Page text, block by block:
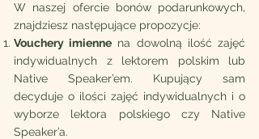
W naszej ofercie bonów podarunkowych,
znajdziesz następujące propozycje:
Vouchery imienne na dowolną ilość zajęć
indywidualnych z lektorem polskim lub
Native Speaker’em. Kupujący sam
decyduje o ilości zajęć indywidualnych i o
wyborze lektora polskiego czy Native
Speaker’a.